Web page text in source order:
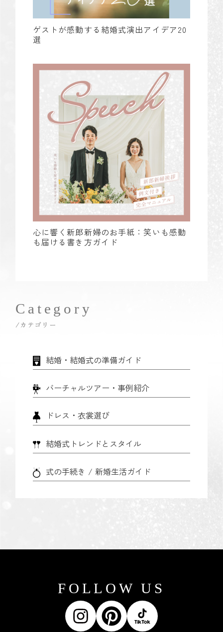
ゲストが感動する結婚式演出アイデア20
選
心に響く新郎新婦のお手紙：笑いも感動
も届ける書き方ガイド
Category
/カテゴリー
結婚・結婚式の準備ガイド
バーチャルツアー・事例紹介
ドレス・衣裳選び
結婚式トレンドとスタイル
式の手続き / 新婚生活ガイド
FOLLOW US